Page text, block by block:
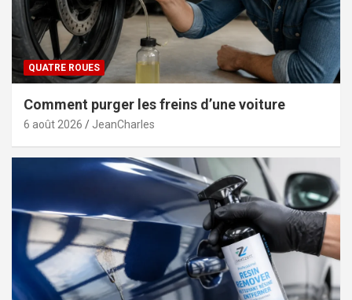
QUATRE ROUES
Comment purger les freins d’une voiture
6 août 2026 JeanCharles